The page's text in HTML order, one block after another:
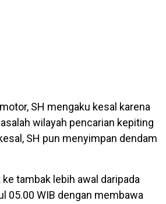
SH mengaku kesal karena
wilayah pencarian kepiting
SH pun menyimpan dendam
tambak lebih awal daripada
05.00 WIB dengan membawa